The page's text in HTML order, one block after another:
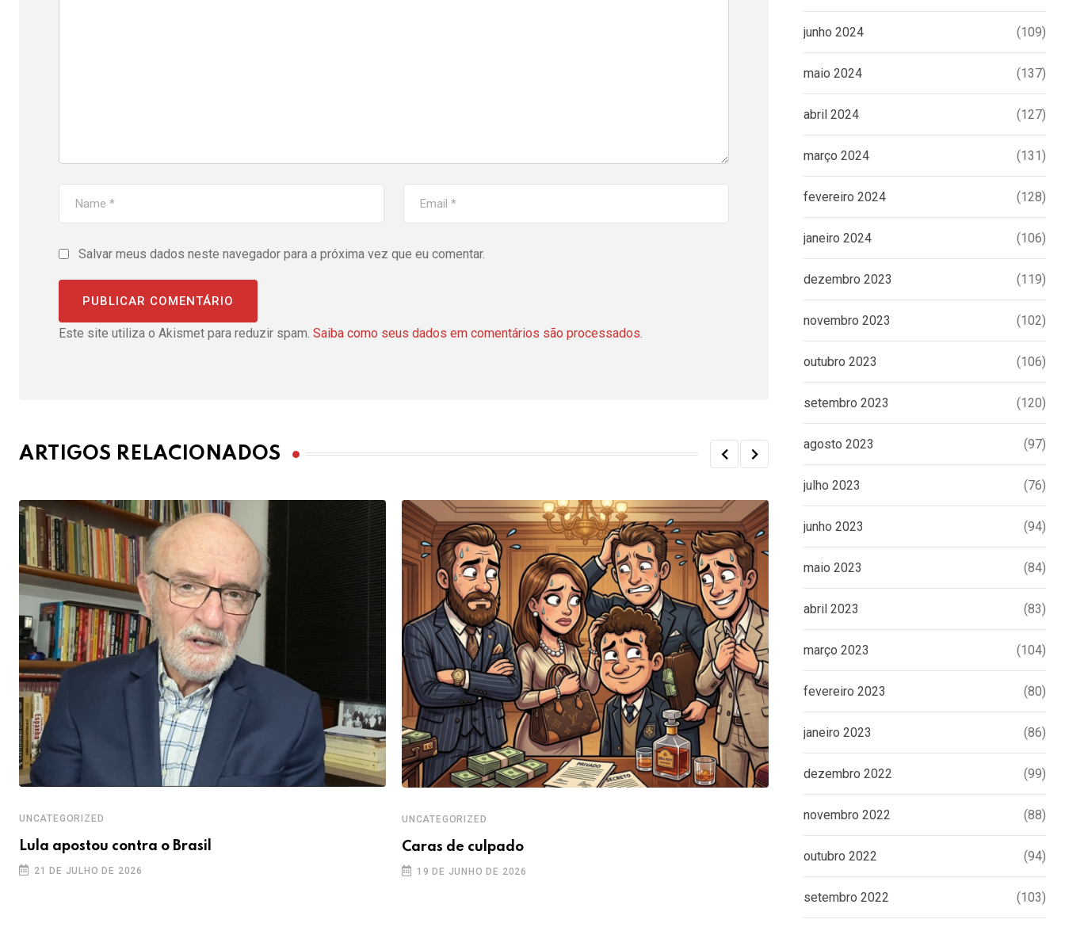
Salvar meus dados neste navegador para a próxima vez que eu comentar.
Este site utiliza o Akismet para reduzir spam. Saiba como seus dados em comentários são processados.
ARTIGOS RELACIONADOS
UNCATEGORIZED
Lula apostou contra o Brasil
21 DE JULHO DE 2026
UNCATEGORIZED
Caras de culpado
19 DE JUNHO DE 2026
UNCATEGORIZED
tomar
junho 2024 (109)
maio 2024 (137)
abril 2024 (127)
março 2024 (131)
fevereiro 2024 (128)
janeiro 2024 (106)
dezembro 2023 (119)
novembro 2023 (102)
outubro 2023 (106)
setembro 2023 (120)
agosto 2023 (97)
julho 2023 (76)
junho 2023 (94)
maio 2023 (84)
abril 2023 (83)
março 2023 (104)
fevereiro 2023 (80)
janeiro 2023 (86)
dezembro 2022 (99)
novembro 2022 (88)
outubro 2022 (94)
setembro 2022 (103)